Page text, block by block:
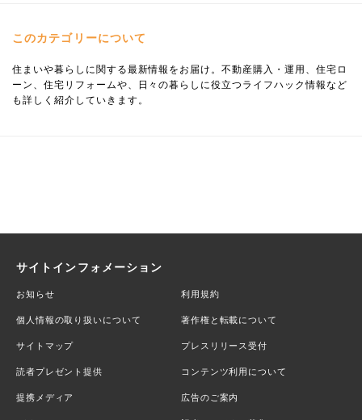
このカテゴリーについて
住まいや暮らしに関する最新情報をお届け。不動産購入・運用、住宅ロ
ーン、住宅リフォームや、日々の暮らしに役立つライフハック情報など
も詳しく紹介していきます。
サイトインフォメーション
お知らせ 利用規約
個人情報の取り扱いについて 著作権と転載について
サイトマップ プレスリリース受付
読者プレゼント提供 コンテンツ利用について
提携メディア 広告のご案内